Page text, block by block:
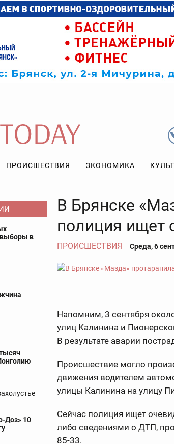
ПРОИСШЕСТВИЯ ЭКОНОМИКА
в
Доз» 10
В Брянске
полиция ищет
ПРОИСШЕСТВИЯ Среда, 6
Напомним, 3 сентября
улиц Калинина и
В результате аварии
Происшествие могло
движения водителем
улицы Калинина на улицу
Сейчас полиция ищет
либо сведениями о ДТП,
85-33.